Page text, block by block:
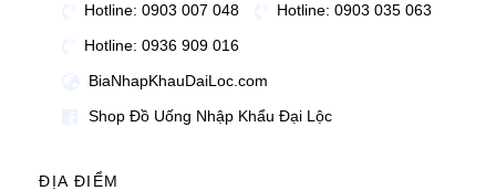
Hotline: 0903 007 048
Hotline: 0903 035 063
Hotline: 0936 909 016
BiaNhapKhauDaiLoc.com
Shop Đồ Uống Nhập Khẩu Đại Lộc
ĐỊA ĐIỂM